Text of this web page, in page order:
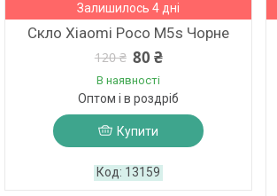
Залишилось 4 дні
Скло Xiaomi Poco M5s Чорне
120 ₴ 80 ₴
В наявності
Оптом і в роздріб
Купити
13159